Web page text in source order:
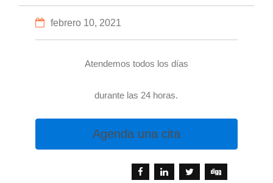
febrero 10, 2021
Atendemos todos los días
durante las 24 horas.
Agenda una cita